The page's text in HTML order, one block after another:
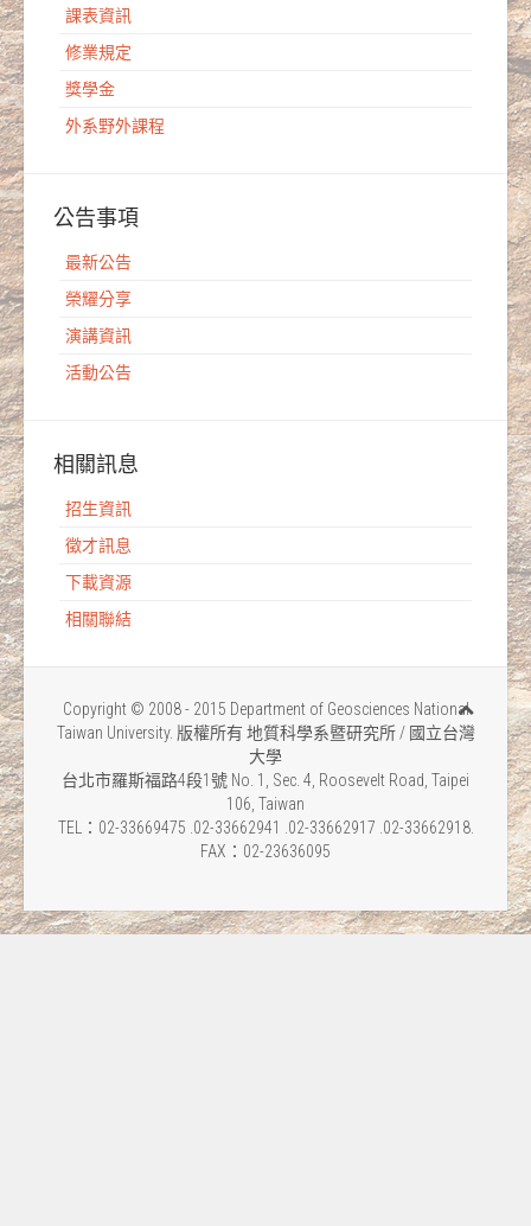
課表資訊
修業規定
獎學金
外系野外課程
公告事項
最新公告
榮耀分享
演講資訊
活動公告
相關訊息
招生資訊
徵才訊息
下載資源
相關聯結
Copyright © 2008 - 2015 Department of Geosciences National
Taiwan University. 版權所有 地質科學系暨研究所 / 國立台灣
大學
台北市羅斯福路4段1號 No. 1, Sec. 4, Roosevelt Road, Taipei
106, Taiwan
TEL：02-33669475 .02-33662941 .02-33662917 .02-33662918.
FAX：02-23636095